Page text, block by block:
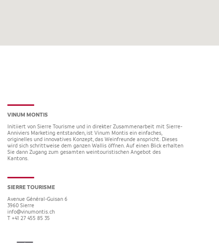
VINUM MONTIS
Initiiert von Sierre Tourisme und in direkter Zusammenarbeit mit Sierre-
Anniviers Marketing entstanden, ist Vinum Montis ein einfaches,
originelles und innovatives Konzept, das Weinfreunde anspricht. Dieses
wird sich schrittweise dem ganzen Wallis öffnen. Auf einen Blick erhalten
Sie dann Zugang zum gesamten weintouristischen Angebot des
Kantons.
SIERRE TOURISME
Avenue Général-Guisan 6
3960 Sierre
info@vinumontis.ch
T +41 27 455 85 35